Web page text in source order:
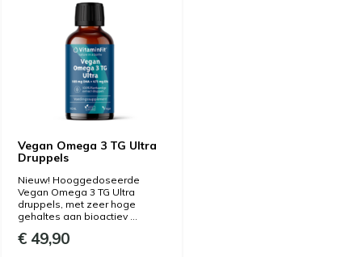
Vegan Omega 3 TG Ultra
Druppels
Nieuw! Hooggedoseerde
Vegan Omega 3 TG Ultra
druppels, met zeer hoge
gehaltes aan bioactiev ...
€ 49,90